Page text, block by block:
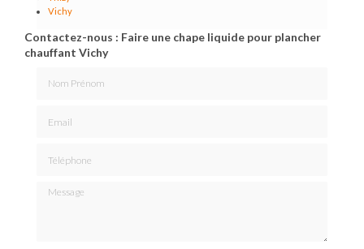
Vichy
Contactez-nous : Faire une chape liquide pour plancher
chauffant Vichy
Message